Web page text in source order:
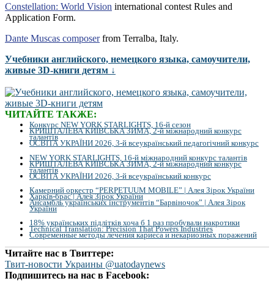
Constellation: World Vision international contest Rules and
Application Form.
Dante Muscas composerfrom Terralba, Italy.
Учебники английского, немецкого языка, самоучители,
живые 3D-книги детям ↓
ЧИТАЙТЕ ТАКЖЕ:
Конкурс NEW YORK STARLIGHTS, 16-й сезон
КРИШТАЛЕВА КИЇВСЬКА ЗИМА, 2-й міжнародний конкурс
талантів
ОСВІТА УКРАЇНИ 2026, 3-й всеукраїнський педагогічний конкурс
NEW YORK STARLIGHTS, 16-й міжнародний конкурс талантів
КРИШТАЛЕВА КИЇВСЬКА ЗИМА, 2-й міжнародний конкурс
талантів
ОСВІТА УКРАЇНИ 2026, 3-й всеукраїнський конкурс
Камерний оркестр “PERPETUUM MOBILE” | Алея Зірок України
Харків-брас | Алея Зірок України
Ансамбль українських інструментів “Барвіночок” | Алея Зірок
України
18% українських підлітків хоча б 1 раз пробували накротики
Technical Translation: Precision That Powers Industries
Современные методы лечения кариеса и некариозных поражений
Читайте нас в Твиттере:
Твит-новости Украины @uatodaynews
Подпишитесь на нас в Facebook: